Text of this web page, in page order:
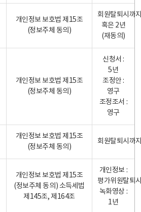
개인정보 보호법 제15조
(정보주체 동의)
회원탈퇴시까
혹은 2년
(재동의)
개인정보 보호법 제15조
(정보주체 동의)
신청서 :
5년
조정안 :
영구
조정조서 :
영구
개인정보 보호법 제15조
(정보주체 동의)
회원탈퇴시까
개인정보 보호법 제15조
(정보주체 동의) 소득세법
제145조, 제164조
개인정보 :
평가위원탈퇴
녹화영상 :
1년